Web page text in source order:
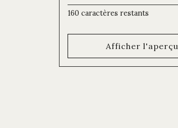
160 caractères restants
Afficher l'aperçu